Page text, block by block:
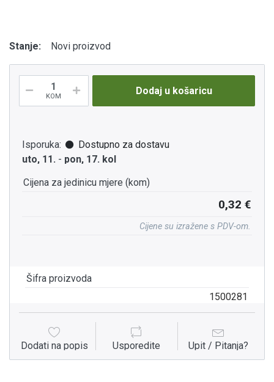
Stanje: Novi proizvod
Šifra proizvoda
1500281
KOM Dodaj u košaricu
Isporuka:
Dostupno za dostavu
uto, 11. - pon, 17. kol
Cijena za jedinicu mjere (kom)
0,32 €
Cijene su izražene s PDV-om.
Dodati na popis Usporedite Upit / Pitanja?